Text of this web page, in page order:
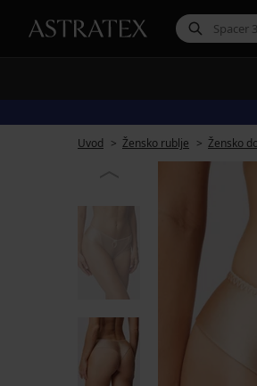
Uvod
Žensko rublje Žensko